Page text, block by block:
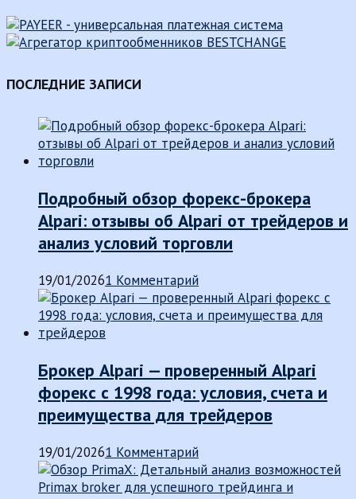
ПОСЛЕДНИЕ ЗАПИСИ
Подробный обзор форекс-брокера
Alpari: отзывы об Alpari от трейдеров и
анализ условий торговли
19/01/20261 Комментарий
Брокер Alpari — проверенный Alpari
форекс с 1998 года: условия, счета и
преимущества для трейдеров
19/01/20261 Комментарий